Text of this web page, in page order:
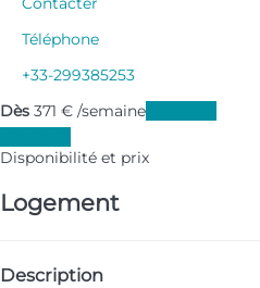
Téléphone
+33-299385253
Dès 371 € /semaine
Disponibilité et prix
Logement
Description